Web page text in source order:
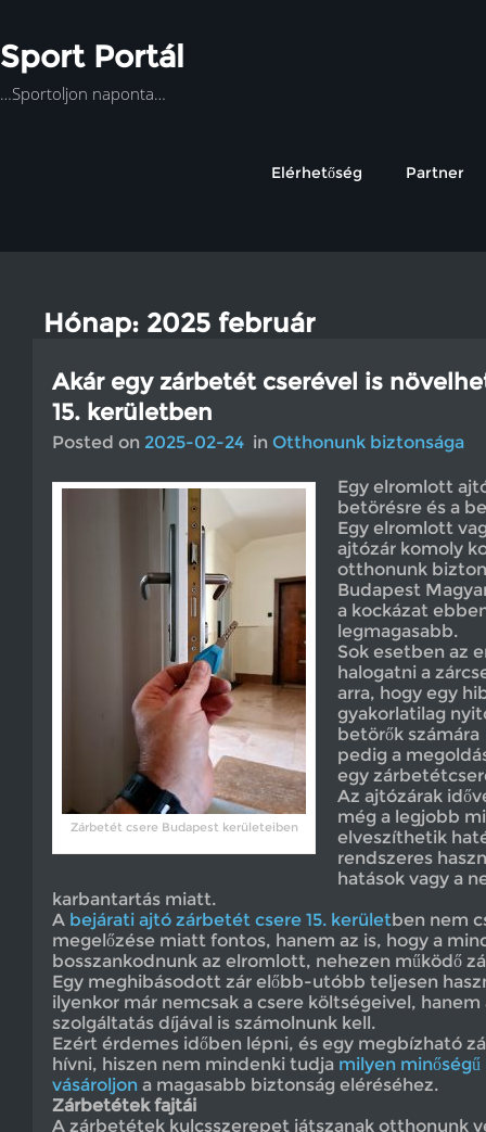
Sport Portál
…Sportoljon naponta…
Elérhetőség Partner
Hónap: 2025 február
Akár egy zárbetét cserével is
15. kerületben
Posted on 2025-02-24 in Otthonunk biztonsága
Zárbetét csere Budapest kerületeiben
Egy elromlott
betörésre és a
Egy elromlott
ajtózár komoly
otthonunk
Budapest
a kockázat
legmagasabb.
Sok esetben az
halogatni a
arra, hogy egy
gyakorlatilag
betörők számára
pedig a
egy
Az ajtózárak
még a legjobb
elveszíthetik
rendszeres
hatások vagy a
karbantartás miatt.
A bejárati ajtó zárbetét csere 15. kerületben nem
megelőzése miatt fontos, hanem az is, hogy a
bosszankodnunk az elromlott, nehezen működő
Egy meghibásodott zár előbb-utóbb teljesen
ilyenkor már nemcsak a csere költségeivel,
szolgáltatás díjával is számolnunk kell.
Ezért érdemes időben lépni, és egy megbízható
hívni, hiszen nem mindenki tudja milyen
vásároljon a magasabb biztonság eléréséhez.
Zárbetétek fajtái
A zárbetétek kulcsszerepet játszanak otthonunk